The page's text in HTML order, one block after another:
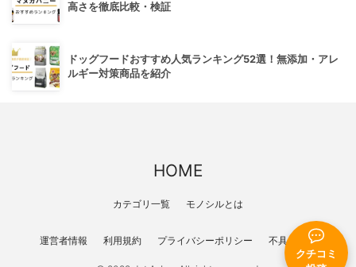
クチコミ
高さを徹底比較・検証
ドッグフードおすすめ人気ランキング52選！無添加・アレ
ルギー対策商品を紹介
HOME
カテゴリ一覧 モノシルとは
運営者情報 利用規約 プライバシーポリシー 不具合報告